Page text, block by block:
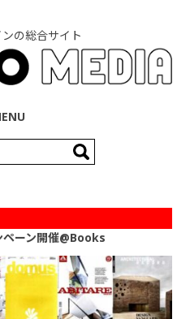
の総合サイト
ーン開催@Books